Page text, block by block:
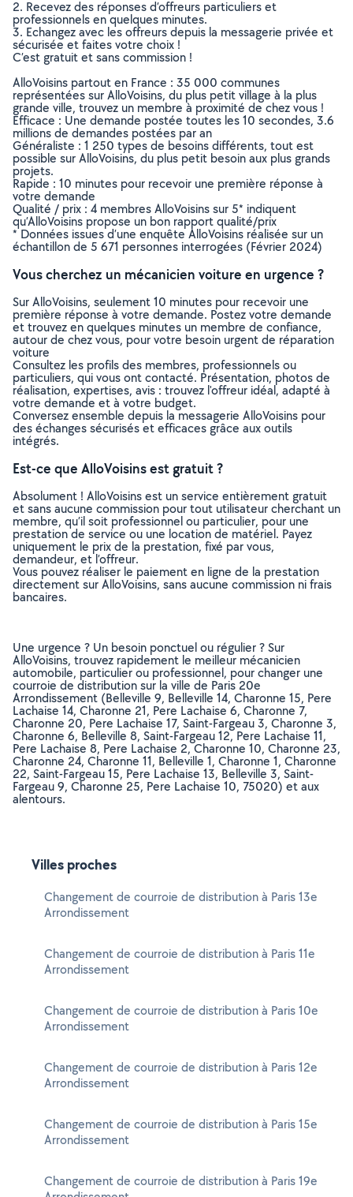
2. Recevez des réponses d’offreurs particuliers et
professionnels en quelques minutes.
3. Echangez avec les offreurs depuis la messagerie privée et
sécurisée et faites votre choix !
C’est gratuit et sans commission !
AlloVoisins partout en France : 35 000 communes
représentées sur AlloVoisins, du plus petit village à la plus
grande ville, trouvez un membre à proximité de chez vous !
Efficace : Une demande postée toutes les 10 secondes, 3.6
millions de demandes postées par an
Généraliste : 1 250 types de besoins différents, tout est
possible sur AlloVoisins, du plus petit besoin aux plus grands
projets.
Rapide : 10 minutes pour recevoir une première réponse à
votre demande
Qualité / prix : 4 membres AlloVoisins sur 5* indiquent
qu’AlloVoisins propose un bon rapport qualité/prix
* Données issues d’une enquête AlloVoisins réalisée sur un
échantillon de 5 671 personnes interrogées (Février 2024)
Vous cherchez un mécanicien voiture en urgence ?
Sur AlloVoisins, seulement 10 minutes pour recevoir une
première réponse à votre demande. Postez votre demande
et trouvez en quelques minutes un membre de confiance,
autour de chez vous, pour votre besoin urgent de réparation
voiture
Consultez les profils des membres, professionnels ou
particuliers, qui vous ont contacté. Présentation, photos de
réalisation, expertises, avis : trouvez l'offreur idéal, adapté à
votre demande et à votre budget.
Conversez ensemble depuis la messagerie AlloVoisins pour
des échanges sécurisés et efficaces grâce aux outils
intégrés.
Est-ce que AlloVoisins est gratuit ?
Absolument ! AlloVoisins est un service entièrement gratuit
et sans aucune commission pour tout utilisateur cherchant un
membre, qu’il soit professionnel ou particulier, pour une
prestation de service ou une location de matériel. Payez
uniquement le prix de la prestation, fixé par vous,
demandeur, et l’offreur.
Vous pouvez réaliser le paiement en ligne de la prestation
directement sur AlloVoisins, sans aucune commission ni frais
bancaires.
Une urgence ? Un besoin ponctuel ou régulier ? Sur
AlloVoisins, trouvez rapidement le meilleur mécanicien
automobile, particulier ou professionnel, pour changer une
courroie de distribution sur la ville de Paris 20e
Arrondissement (Belleville 9, Belleville 14, Charonne 15, Pere
Lachaise 14, Charonne 21, Pere Lachaise 6, Charonne 7,
Charonne 20, Pere Lachaise 17, Saint-Fargeau 3, Charonne 3,
Charonne 6, Belleville 8, Saint-Fargeau 12, Pere Lachaise 11,
Pere Lachaise 8, Pere Lachaise 2, Charonne 10, Charonne 23,
Charonne 24, Charonne 11, Belleville 1, Charonne 1, Charonne
22, Saint-Fargeau 15, Pere Lachaise 13, Belleville 3, Saint-
Fargeau 9, Charonne 25, Pere Lachaise 10, 75020) et aux
alentours.
Villes proches
Changement de courroie de distribution à Paris 13e
Arrondissement
Changement de courroie de distribution à Paris 11e
Arrondissement
Changement de courroie de distribution à Paris 10e
Arrondissement
Changement de courroie de distribution à Paris 12e
Arrondissement
Changement de courroie de distribution à Paris 15e
Arrondissement
Changement de courroie de distribution à Paris 19e